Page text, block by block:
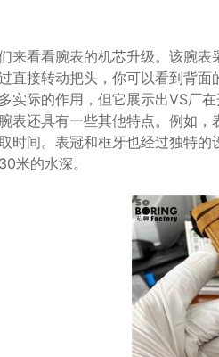
来看看腕表的机芯升级。该腕
直接转动把头，你可以看到背
实际的作用，但它展示出VS厂在
表还具有一些其他特点。例如
时间。表冠和框牙也经过独特
米的水深。